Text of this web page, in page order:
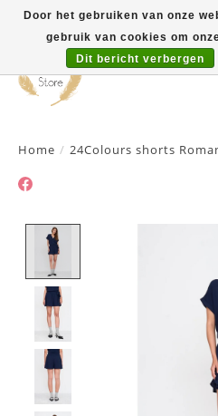
Home / 24Colours shorts
Door het gebruiken van onze
gebruik van cookies om
Dit bericht verbergen